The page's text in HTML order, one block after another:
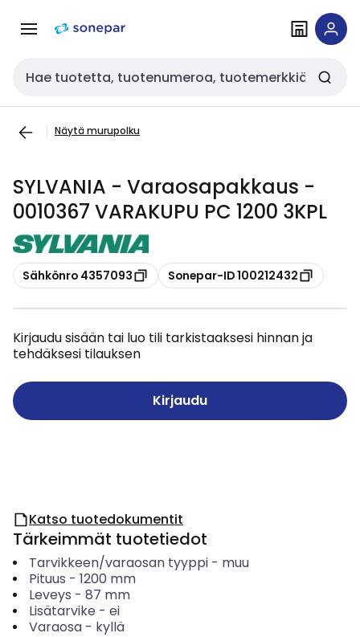
navigointiinsisältöön
Haku
Näytä murupolku
SYLVANIA - Varaosapakkaus -
0010367 VARAKUPU PC 1200 3KPL
Kopioi
Sähkönro 4357093 Kopioi
Sonepar-ID 100212432
Kirjaudu sisään tai luo tili tarkistaaksesi hinnan ja
tehdäksesi tilauksen
Kirjaudu
Katso tuotedokumentit
Tärkeimmät tuotetiedot
Tarvikkeen/varaosan tyyppi- muu
Pituus - 1200 mm
Leveys - 87 mm
Lisätarvike - ei
Varaosa- kyllä